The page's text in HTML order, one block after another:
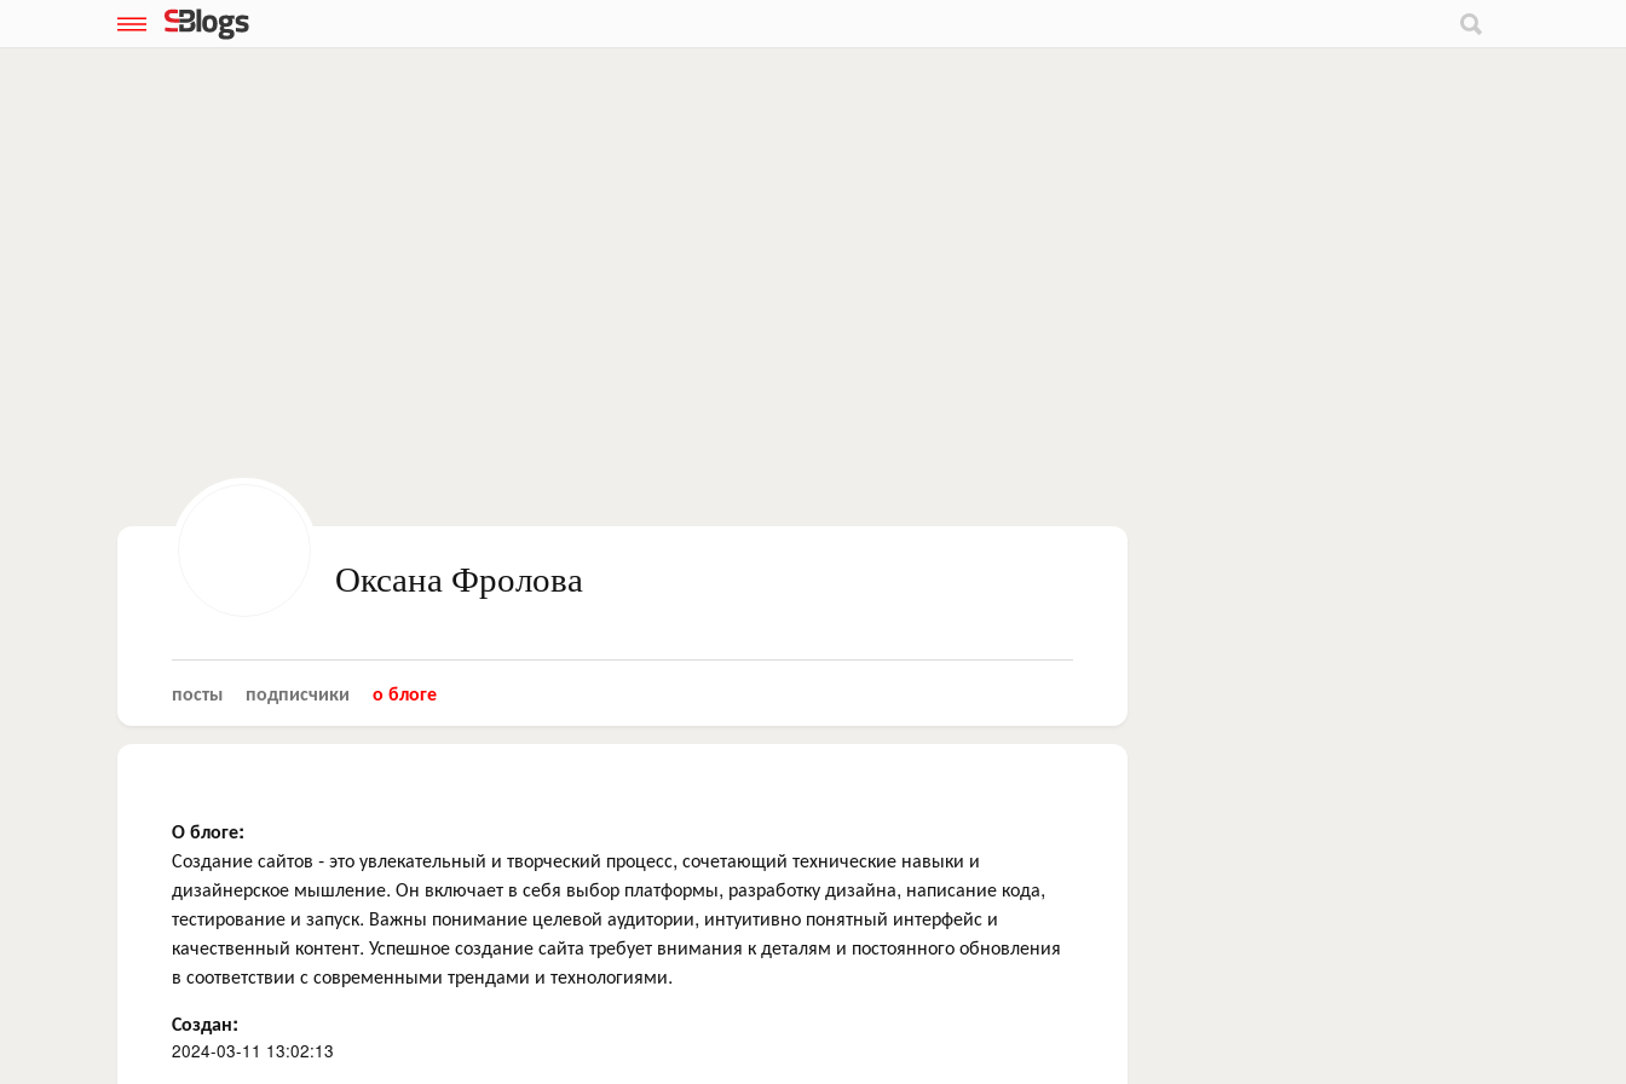
Оксана Фролова
посты подписчики о блоге
О блоге:
Создание сайтов - это увлекательный и творческий процесс, сочетающий технические навыки и
дизайнерское мышление. Он включает в себя выбор платформы, разработку дизайна, написание кода,
тестирование и запуск. Важны понимание целевой аудитории, интуитивно понятный интерфейс и
качественный контент. Успешное создание сайта требует внимания к деталям и постоянного обновления
в соответствии с современными трендами и технологиями.
Создан:
2024-03-11 13:02:13